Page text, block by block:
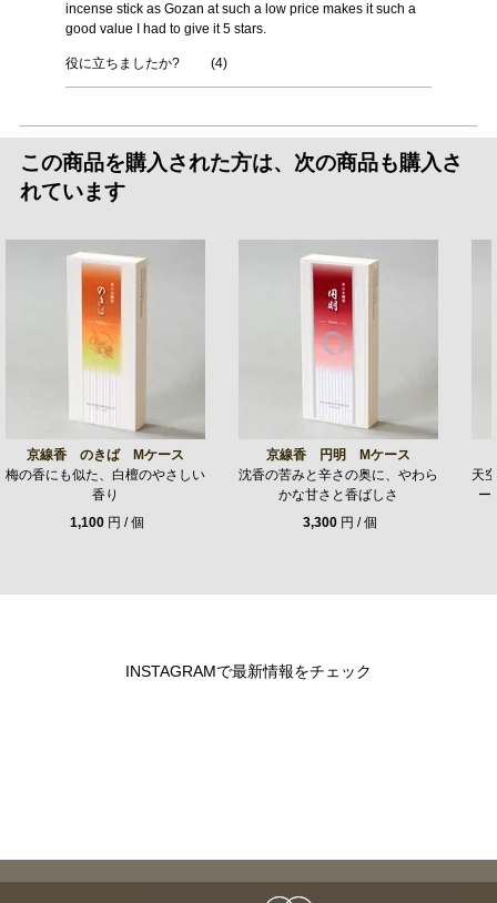
incense stick as Gozan at such a low price makes it such a
good value I had to give it 5 stars.
役に立ちましたか? (4)
この商品を購入された方は、次の商品も購入さ
れています
京線香 のきば Mケース
梅の香にも似た、白檀のやさしい
香り
1,100円 / 個
京線香 円明 Mケース
沈香の苦みと辛さの奥に、やわら
かな甘さと香ばしさ
3,300円 / 個
天
ー
INSTAGRAMで最新情報をチェック